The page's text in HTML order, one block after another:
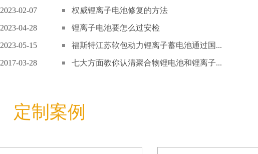
2023-02-07 权威锂离子电池修复的方法
2023-04-28 锂离子电池要怎么过安检
2023-05-15 福斯特江苏软包动力锂离子蓄电池通过国...
2017-03-28 七大方面教你认清聚合物锂电池和锂离子...
定制案例